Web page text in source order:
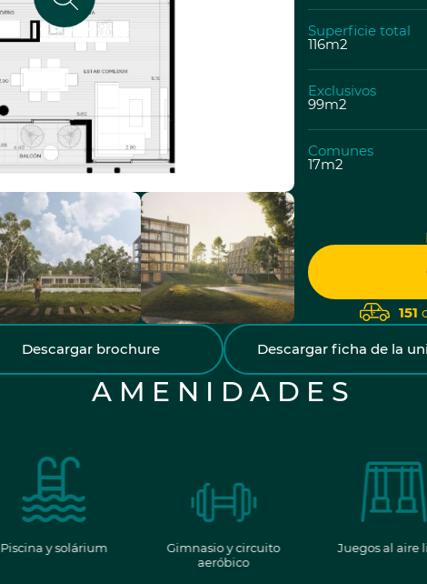
Superficie total
116m2
Exclusivos
99m2
Comunes
17m2
151
Descargar brochure Descargar ficha de la
AMENIDADES
Piscina y solárium
Gimnasio y circuito
aeróbico
Juegos al aire